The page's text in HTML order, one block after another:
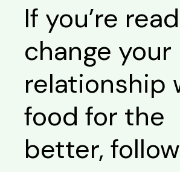
If you’re
change your
relationship
food for the
better,